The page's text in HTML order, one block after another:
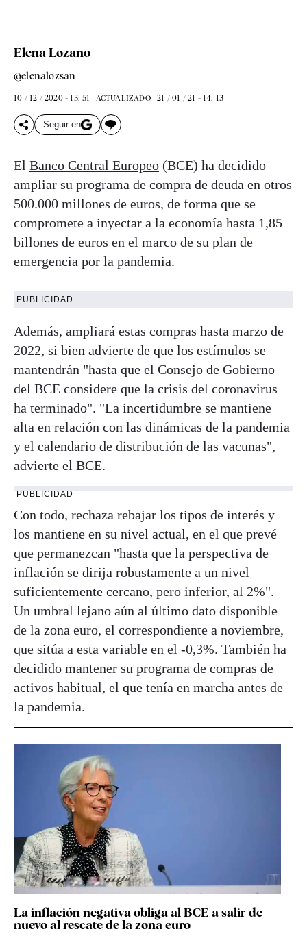
Elena Lozano
@elenalozsan
10 / 12 / 2020 - 13: 51 ACTUALIZADO 21 / 01 / 21 - 14: 13
Seguir en
El Banco Central Europeo (BCE) ha decidido
ampliar su programa de compra de deuda en otros
500.000 millones de euros, de forma que se
compromete a inyectar a la economía hasta 1,85
billones de euros en el marco de su plan de
emergencia por la pandemia.
PUBLICIDAD
Además, ampliará estas compras hasta marzo de
2022, si bien advierte de que los estímulos se
mantendrán "hasta que el Consejo de Gobierno
del BCE considere que la crisis del coronavirus
ha terminado". "La incertidumbre se mantiene
alta en relación con las dinámicas de la pandemia
y el calendario de distribución de las vacunas",
advierte el BCE.
PUBLICIDAD
Con todo, rechaza rebajar los tipos de interés y
los mantiene en su nivel actual, en el que prevé
que permanezcan "hasta que la perspectiva de
inflación se dirija robustamente a un nivel
suficientemente cercano, pero inferior, al 2%".
Un umbral lejano aún al último dato disponible
de la zona euro, el correspondiente a noviembre,
que sitúa a esta variable en el -0,3%. También ha
decidido mantener su programa de compras de
activos habitual, el que tenía en marcha antes de
la pandemia.
La inflación negativa obliga al BCE a salir de
nuevo al rescate de la zona euro